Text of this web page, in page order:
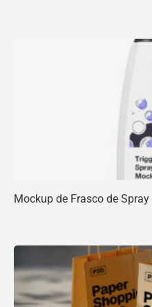
Mockup de Frasco de